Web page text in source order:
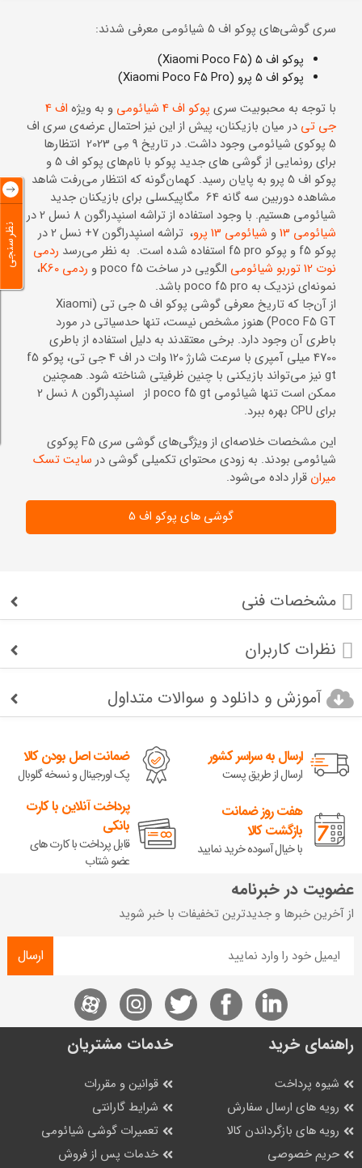
سری گوشی‌های پوکو اف 5 شیائومی معرفی شدند:
پوکو اف 5 (Xiaomi Poco F5)
پوکو اف 5 پرو (Xiaomi Poco F5 Pro)
با توجه به محبوبیت سری پوکو اف 4 شیائومی و به ویژه
اف 4
جی تی در میان بازیکنان، پیش از این نیز احتمال عرضه‌ی سری اف
5 پوکوی شیائومی وجود داشت. در تاریخ 9 مِی 2023 انتظارها
برای رونمایی از گوشی های جدید پوکو با نام‌های پوکو اف 5 و
پوکو اف 5 پرو به پایان رسید. کهمان‌گونه که انتظار می‌رفت شاهد
مشاهده دوربین سه گانه 64 مگاپیکسلی برای بازیکنان جدید
شیائومی هستیم. با وجود استفاده از تراشه اسنپدراگون 8 نسل 2 در
شیائومی 13
و شیائومی 13 پرو
، تراشه اسنپدراگون 7+ نسل 2 در
پوکو f5 و پوکو f5 pro استفاده شده است. به نظر می‌رسد
ردمی
نوت 12 توربو شیائومی
الگویی در ساخت poco f5 و ردمی K60
،
نمونه‌ای نزدیک به poco f5 pro باشد.
از آن‌جا که تاریخ معرفی گوشی پوکو اف 5 جی تی (Xiaomi
Poco F5 GT) هنوز مشخص نیست، تنها حدسیاتی در مورد
باطری آن‌ وجود دارد. برخی معتقدند به دلیل استفاده از باطری
4700 میلی آمپری با سرعت شارژ 120 وات در اف 4 جی تی، پوکو f5
gt نیز می‌تواند بازیکنی با چنین ظرفیتی شناخته شود. همچنین
ممکن است تنها شیائومی poco f5 gt از اسنپدراگون 8 نسل 2
برای CPU بهره ببرد.
این مشخصات خلاصه‌ای از ویژگی‌های گوشی سری F5 پوکوی
شیائومی بودند. به زودی محتوای تکمیلی گوشی در سایت تسک
میران قرار داده می‌شود.
گوشی های پوکو اف 5
مشخصات فنی
نظرات کاربران
آموزش و دانلود و سوالات متداول
ارسال به سراسر کشور
ارسال از طریق پست
ضمانت اصل بودن کالا
پک اورجینال و نسخه گلوبال
هفت روز ضمانت
بازگشت کالا
با خیال آسوده خرید نمایید
پرداخت آنلاین با کارت
بانکی
قابل پرداخت با کارت های
عضو شتاب
عضویت در خبرنامه
از آخرین خبرها و جدیدترین تخفیفات با خبر شوید
ارسال
راهنمای خرید
شیوه پرداخت
رویه های ارسال سفارش
رویه های بازگرداندن کالا
حریم خصوصی
خدمات مشتریان
قوانین و مقررات
شرایط گارانتی
تعمیرات گوشی شیائومی
خدمات پس از فروش
نظرسنجی